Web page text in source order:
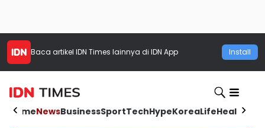
Baca artikel IDN Times lainnya di IDN App Install
HomeNewsBusinessSportTechHypeKoreaLifeHealth